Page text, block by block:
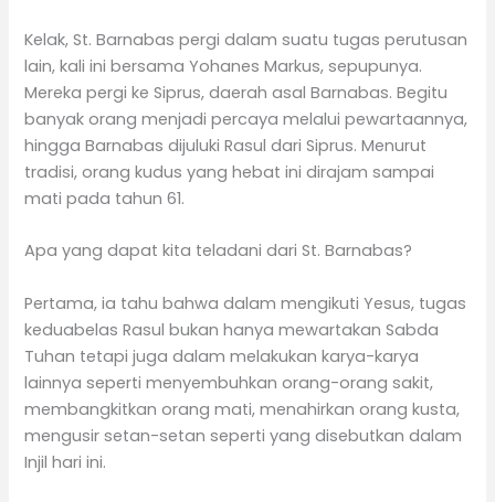
Kelak, St. Barnabas pergi dalam suatu tugas perutusan
lain, kali ini bersama Yohanes Markus, sepupunya.
Mereka pergi ke Siprus, daerah asal Barnabas. Begitu
banyak orang menjadi percaya melalui pewartaannya,
hingga Barnabas dijuluki Rasul dari Siprus. Menurut
tradisi, orang kudus yang hebat ini dirajam sampai
mati pada tahun 61.
Apa yang dapat kita teladani dari St. Barnabas?
Pertama, ia tahu bahwa dalam mengikuti Yesus, tugas
keduabelas Rasul bukan hanya mewartakan Sabda
Tuhan tetapi juga dalam melakukan karya-karya
lainnya seperti menyembuhkan orang-orang sakit,
membangkitkan orang mati, menahirkan orang kusta,
mengusir setan-setan seperti yang disebutkan dalam
Injil hari ini.